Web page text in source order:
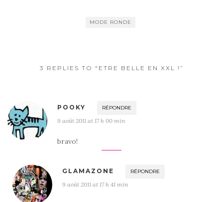
MODE RONDE
3 REPLIES TO “ETRE BELLE EN XXL !”
POOKY RÉPONDRE
9 août 2011 at 17 h 00 min
bravo!
GLAMAZONE RÉPONDRE
9 août 2011 at 17 h 41 min